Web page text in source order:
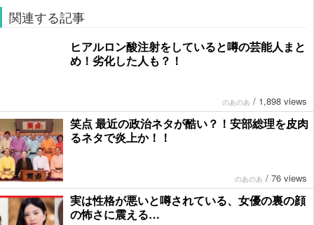
関連する記事
ヒアルロン酸注射をしていると噂の芸能人まと
め！劣化した人も？！
のあのあ / 1,898 views
笑点 最近の政治ネタが酷い？！安部総理を皮肉
るネタで炎上か！！
のあのあ / 76 views
実は性格が悪いと噂されている、女優の裏の顔
の怖さに震える…